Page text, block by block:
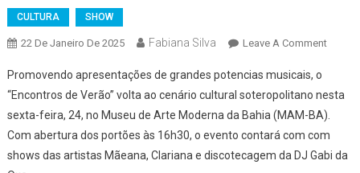
CULTURA SHOW
22 De Janeiro De 2025 Fabiana Silva Leave A CommentOn
E
Gabi
Da
Oxe
Promovendo apresentações de grandes potencias musicais, o
“Encontros de Verão” volta ao cenário cultural soteropolitano nesta
sexta-feira, 24, no Museu de Arte Moderna da Bahia (MAM-BA).
Com abertura dos portões às 16h30, o evento contará com com
shows das artistas Mãeana, Clariana e discotecagem da DJ Gabi da